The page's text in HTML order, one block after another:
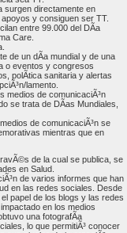
surgen directamente en
y consiguen ser TT.
entre 99.000 del DÃ­a
Care.
de un dÃ­a mundial y de una
o eventos y congresos
polÃ­tica sanitaria y alertas
lamento.
medios de comunicaciÃ³n
se trata de DÃ­as Mundiales,
de comunicaciÃ³n se
mientras que en
de la cual se publica, se
en Salud.
de varios informes que han
en las redes sociales. Desde
papel de los blogs y las redes
en los medios
una fotografÃ­a
lo que permitiÃ³ conocer